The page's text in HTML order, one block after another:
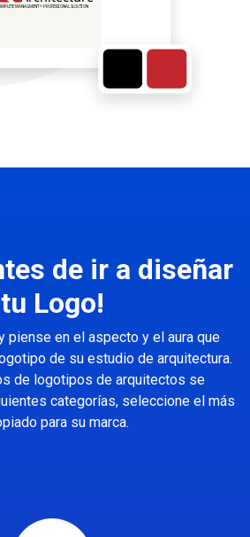
de ir a diseñar
tu Logo!
piense en el aspecto y el aura que
de su estudio de arquitectura.
de logotipos de arquitectos se
categorías, seleccione el más
para su marca.